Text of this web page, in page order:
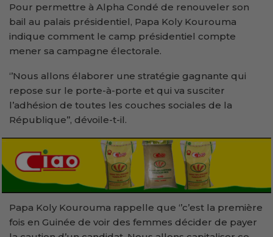
Pour permettre à Alpha Condé de renouveler son
bail au palais présidentiel, Papa Koly Kourouma
indique comment le camp présidentiel compte
mener sa campagne électorale.
‘’Nous allons élaborer une stratégie gagnante qui
repose sur le porte-à-porte et qui va susciter
l’adhésion de toutes les couches sociales de la
République’’, dévoile-t-il.
Papa Koly Kourouma rappelle que ‘’c’est la première
fois en Guinée de voir des femmes décider de payer